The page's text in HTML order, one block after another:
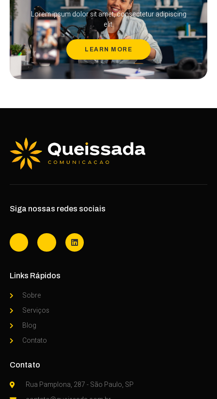
Lorem ipsum dolor sit amet, consectetur adipiscing
elit.
LEARN MORE
Siga nossas redes sociais
Links Rápidos
Sobre
Serviços
Blog
Contato
Contato
Rua Pamplona, 287 - São Paulo, SP